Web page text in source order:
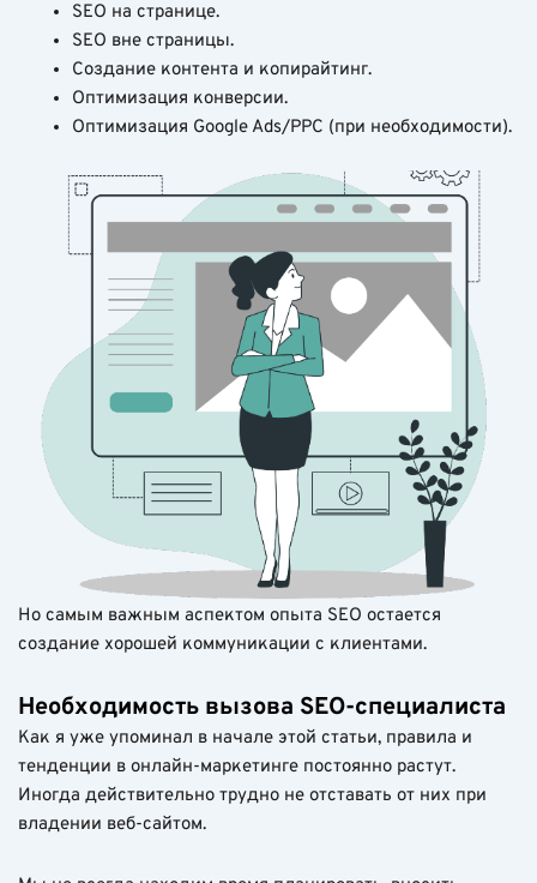
SEO на странице.
SEO вне страницы.
Создание контента и копирайтинг.
Оптимизация конверсии.
Оптимизация Google Ads/PPC (при необходимости).
Но самым важным аспектом опыта SEO остается
создание хорошей коммуникации с клиентами.
Необходимость вызова SEO-специалиста
Как я уже упоминал в начале этой статьи, правила и
тенденции в онлайн-маркетинге постоянно растут.
Иногда действительно трудно не отставать от них при
владении веб-сайтом.